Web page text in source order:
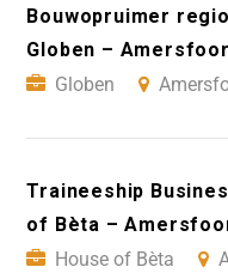
Bouwopruimer
Globen –
Globen
Traineeship
of Bèta –
House of Bèta